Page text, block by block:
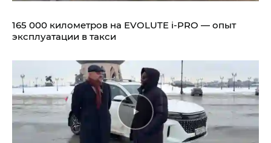
165 000 километров на EVOLUTE i‑PRO — опыт
эксплуатации в такси